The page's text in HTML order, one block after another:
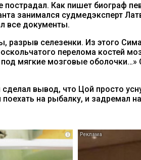
Как пишет биограф
занимался судмедэксперт
все документы.
селезенки. Из этого
перелома костей
мягкие мозговые
вывод, что Цой просто
на рыбалку, и задремал
i